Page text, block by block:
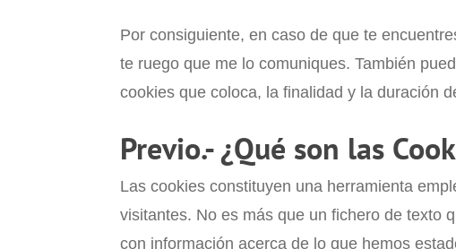
Por consiguiente, en caso de que te
te ruego que me lo comuniques. También
cookies que coloca, la finalidad y la duración
Previo.- ¿Qué son las
Las cookies constituyen una herramienta
visitantes. No es más que un fichero de texto
con información acerca de lo que hemos